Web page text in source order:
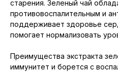
старения. Зеленый чай
противовоспалительным и
поддерживает здоровье
помогает нормализовать
Преимущества экстракта
иммунитет и борется с